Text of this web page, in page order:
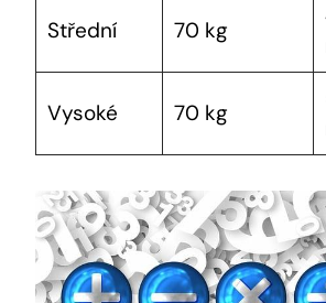
Střední 70 kg
Vysoké 70 kg